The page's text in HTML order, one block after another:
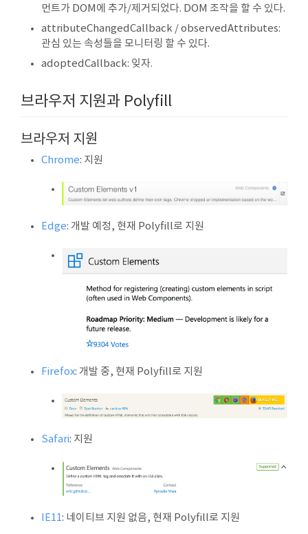
먼트가 DOM에 추가/제거되었다. DOM 조작을 할 수 있다.
attributeChangedCallback / observedAttributes:
관심 있는 속성들을 모니터링 할 수 있다.
adoptedCallback: 잊자.
브라우저 지원과 Polyfill
브라우저 지원
Chrome: 지원
Edge: 개발 예정, 현재 Polyfill로 지원
Firefox: 개발 중, 현재 Polyfill로 지원
Safari: 지원
IE11: 네이티브 지원 없음, 현재 Polyfill로 지원